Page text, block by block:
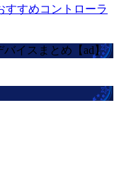
すすめコントローラ
バイスまとめ【ad】